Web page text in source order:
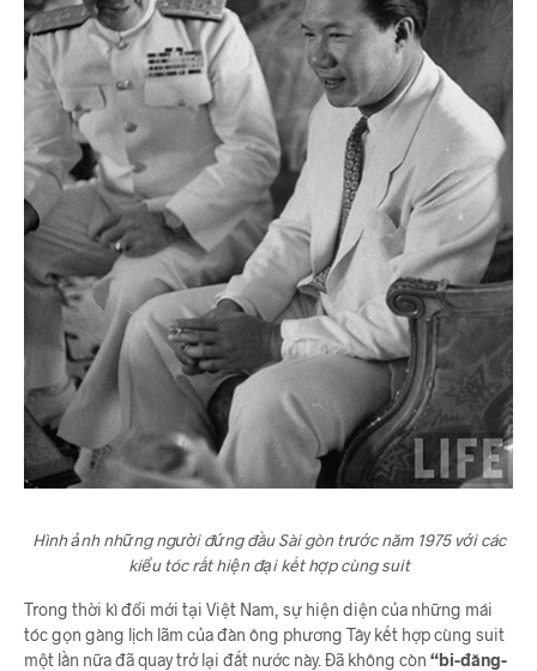
Hình ảnh những người đứng đầu Sài gòn trước năm 1975 với các
kiểu tóc rất hiện đại kết hợp cùng suit
Trong thời kì đổi mới tại Việt Nam, sự hiện diện của những mái
tóc gọn gàng lịch lãm của đàn ông phương Tây kết hợp cùng suit
một lần nữa đã quay trở lại đất nước này. Đã không còn “bi-đăng-